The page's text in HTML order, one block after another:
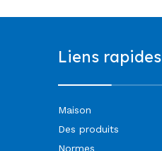
Liens rapides
Maison
Des produits
Normes